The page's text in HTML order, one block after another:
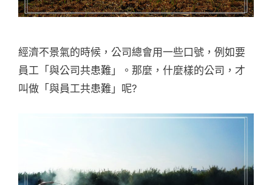
經濟不景氣的時候，公司總會用一些口號，例如要
員工「與公司共患難」。那麼，什麼樣的公司，才
叫做「與員工共患難」呢?